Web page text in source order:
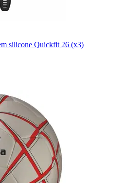
silicone Quickfit 26 (x3)